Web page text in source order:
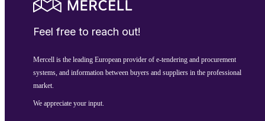
Feel free to reach out!
Mercell is the leading European provider of e-tendering and procurement
systems, and information between buyers and suppliers in the professional
market.
We appreciate your input.